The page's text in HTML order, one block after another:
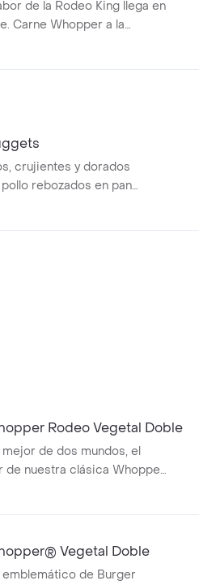
de la Rodeo King llega en
Carne Whopper a la
cebolla empanizados,
crujientes y dorados
rebozados en pan
incluye papas fritas
Rodeo Vegetal Doble
de dos mundos, el
de nuestra clásica Whopper
pero ahora con
y texturas en cada
combo incluye pa
Vegetal Doble
emblemático de Burger